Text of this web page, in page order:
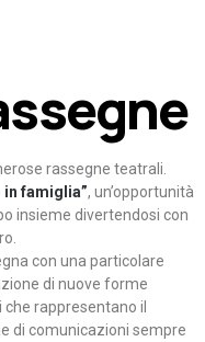
rassegne teatrali.
in famiglia”, un’opportunità
insieme divertendosi con
con una particolare
di nuove forme
rappresentano il
di comunicazioni sempre